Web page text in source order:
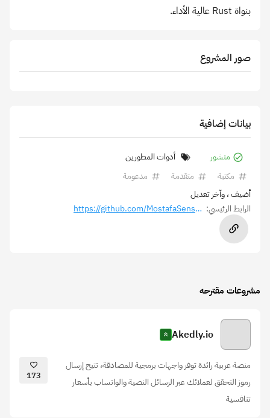
بنواة Rust عالية الأداء.
صور المشروع
بيانات إضافية
منشور
أدوات المطورين
مكتبة
متقدمة
مدعومة
أضيف، وآخر تعديل
الرابط الرئيسي: https://github.com/MostafaSensei106/Network-Reachability
مشروعات مقترحه
Akedly.io
منصة عربية رائدة توفر واجهات برمجية للمصادقة، تتيح إرسال
رموز التحقق لعملائك عبر الرسائل النصية والواتساب بأسعار
تنافسية
173